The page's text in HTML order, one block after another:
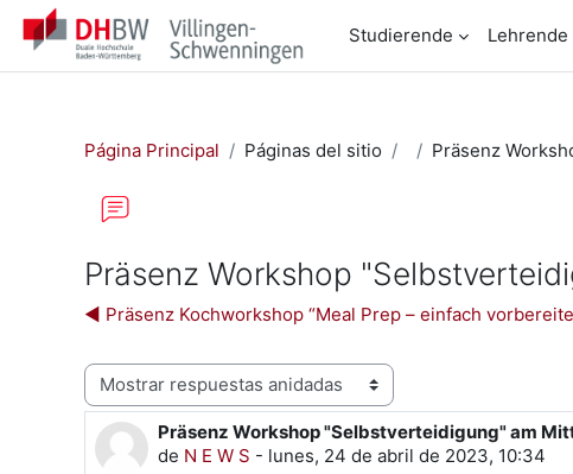
Salta al contenido principal
Studierende
Lehrende
Página Principal Páginas del sitio Präsenz
Präsenz Workshop
◀︎ Präsenz Kochworkshop “Meal Prep – einfach
Mostrar modo
Präsenz Workshop "Selbstverteidigung" am
de N E W S - lunes, 24 de abril de 2023, 10:34
Número de respuestas: 0